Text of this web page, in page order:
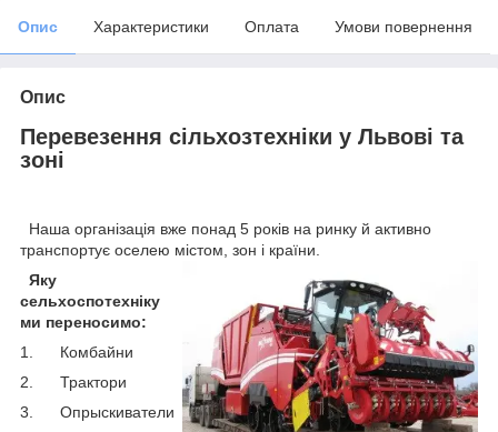
Опис Характеристики Оплата Умови повернення
Опис
Перевезення сільхозтехніки у Львові та
зоні
Наша організація вже понад 5 років на ринку й активно
транспортує оселею містом, зон і країни.
Яку
сельхоспотехніку
ми переносимо:
1. Комбайни
2. Трактори
3. Опрыскиватели